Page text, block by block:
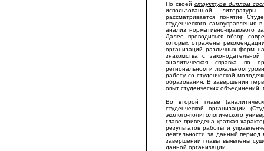
По своей структуре диплом
использованной
рассматривается понятие
студенческого
анализ нормативно-правового
Далее проводиться обзор
которых отражены
организаций различных форм
знакомства с
аналитическая справка по
региональном и локальном
работу со студенческой
образования. В завершении
опыт студенческих объединений,
Во второй главе
студенческой организации
эколого-политологического
главе приведена краткая
результатов работы и
деятельности за данный
завершении главы выявлены
данной организации.